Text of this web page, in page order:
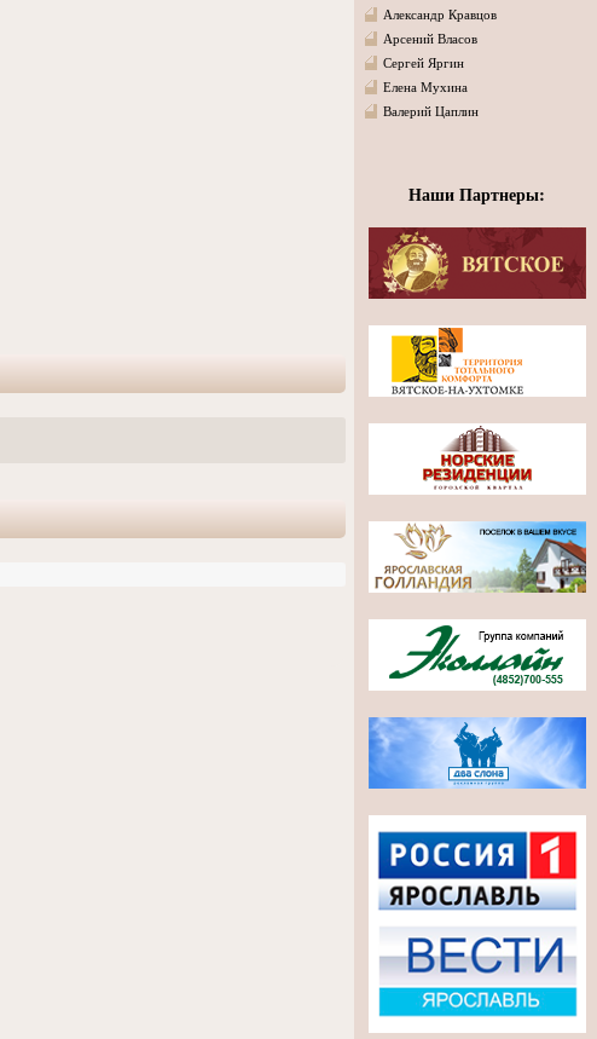
Александр Кравцов
Арсений Власов
Сергей Яргин
Елена Мухина
Валерий Цаплин
Наши Партнеры: